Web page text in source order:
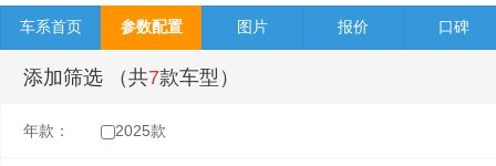
车系首页 参数配置 图片 报价 口碑
添加筛选 （共7款车型）
年款： 2025款